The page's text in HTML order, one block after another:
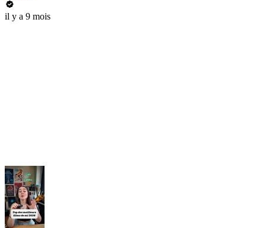
il y a 9 mois